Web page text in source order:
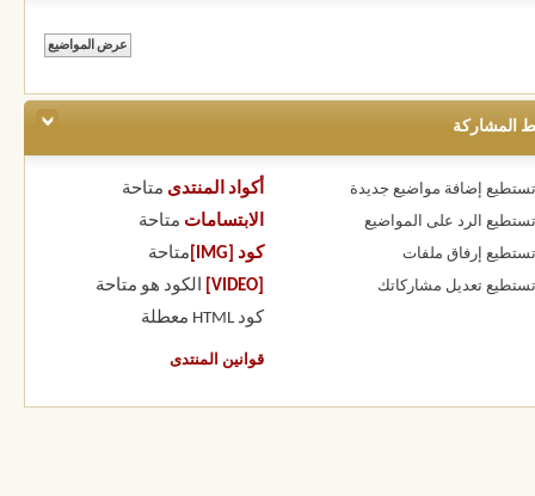
المشاركة
تستطيع إضافة مواضيع جديدة
تستطيع الرد على المواضيع
تستطيع إرفاق ملفات
تستطيع تعديل مشاركاتك
أكواد المنتدى متاحة
الابتسامات متاحة
كود [IMG]
متاحة
الكود هو متاحة
كود HTML
معطلة
قوانين المنتدى